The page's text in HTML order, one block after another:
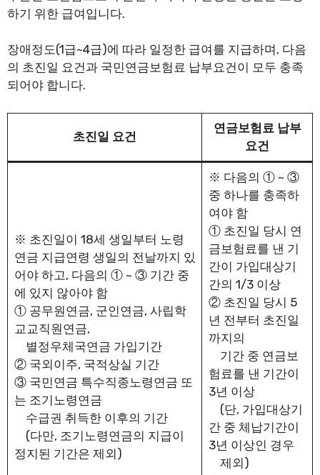
하기 위한 급여입니다.
장애정도(1급~4급)에 따라 일정한 급여를 지급하며, 다음
의 초진일 요건과 국민연금보험료 납부요건이 모두 충족
되어야 합니다.
초진일 요건
연금보험료 납부
요건
※ 초진일이 18세 생일부터 노령
연금 지급연령 생일의 전날까지 있
어야 하고, 다음의 ① ~ ③ 기간 중
에 있지 않아야 함
① 공무원연금, 군인연금, 사립학
교교직원연금,
별정우체국연금 가입기간
② 국외이주, 국적상실 기간
③ 국민연금 특수직종노령연금 또
는 조기노령연금
수급권 취득한 이후의 기간
(다만, 조기노령연금의 지급이
정지된 기간은 제외)
※ 다음의 ① ~ ③
중 하나를 충족하
여야 함
① 초진일 당시 연
금보험료를 낸 기
간이 가입대상기
간의 1/3 이상
② 초진일 당시 5
년 전부터 초진일
까지의
기간 중 연금보
험료를 낸 기간이
3년 이상
(단, 가입대상기
간 중 체납기간이
3년 이상인 경우
제외)